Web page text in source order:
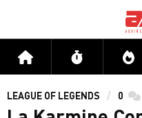
Accueil Flux
LEAGUE OF LEGENDS 0